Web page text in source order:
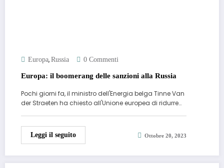
Europa, Russia 0 Commenti
Europa: il boomerang delle sanzioni alla Russia
Pochi giorni fa, il ministro dell'Energia belga Tinne Van
der Straeten ha chiesto all'Unione europea di ridurre…
Leggi il seguito Ottobre 20, 2023